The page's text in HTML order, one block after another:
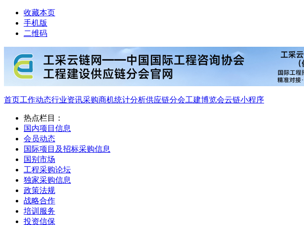
收藏本页
手机版
二维码
首页工作动态行业资讯采购商机统计分析供应链分会工建博览会云链小程序
热点栏目：
国内项目信息
会员动态
国际项目及招标采购信息
国别市场
工程采购论坛
独家采购信息
政策法规
战略合作
培训服务
投资信保